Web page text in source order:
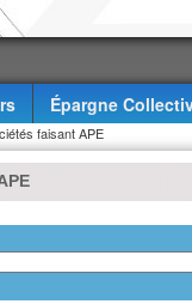
Épargne
faisant APE